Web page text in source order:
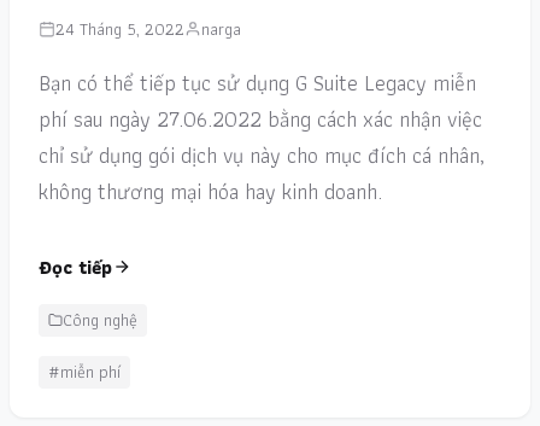
24 Tháng 5, 2022 narga
Bạn có thể tiếp tục sử dụng G Suite Legacy miễn
phí sau ngày 27.06.2022 bằng cách xác nhận việc
chỉ sử dụng gói dịch vụ này cho mục đích cá nhân,
không thương mại hóa hay kinh doanh.
Đọc tiếp
Công nghệ
#miễn phí